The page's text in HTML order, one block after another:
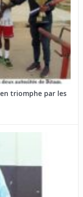
triomphe par les